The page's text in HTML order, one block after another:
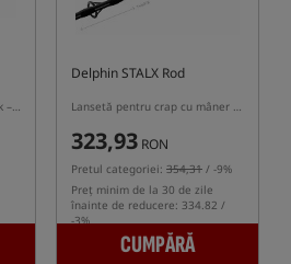
Prologic Combat-X Micro Cork – lansetă de crap cu mâner telescopic din plută
Delphin STALX Rod
Lansetă pentru crap cu mâner semi-telescopic
323,93 RON
Pretul categoriei: 354,31 / -9%
Preț minim de la 30 de zile
înainte de reducere: 334.82 /
-3%
CUMPĂRĂ